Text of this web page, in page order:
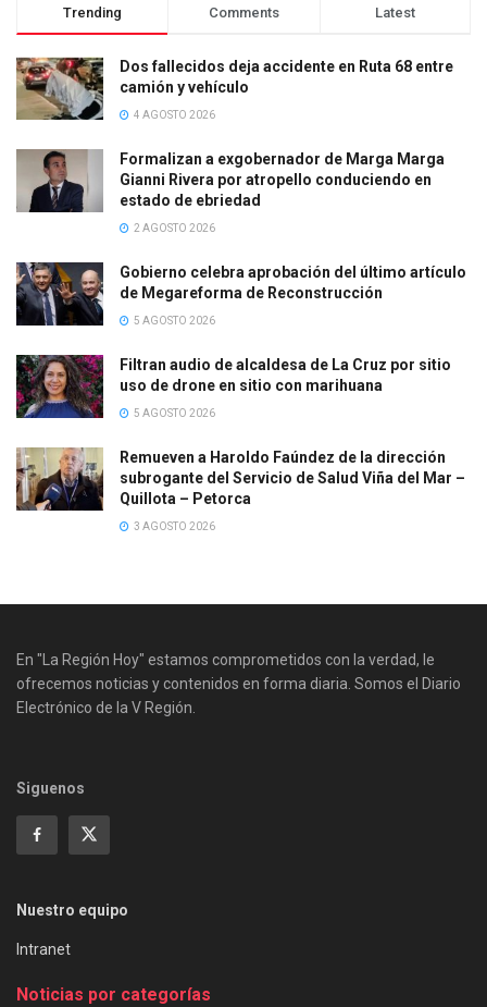
Trending Comments Latest
Dos fallecidos deja accidente en Ruta 68 entre
camión y vehículo
4 AGOSTO 2026
Formalizan a exgobernador de Marga Marga
Gianni Rivera por atropello conduciendo en
estado de ebriedad
2 AGOSTO 2026
Gobierno celebra aprobación del último artículo
de Megareforma de Reconstrucción
5 AGOSTO 2026
Filtran audio de alcaldesa de La Cruz por sitio
uso de drone en sitio con marihuana
5 AGOSTO 2026
Remueven a Haroldo Faúndez de la dirección
subrogante del Servicio de Salud Viña del Mar –
Quillota – Petorca
3 AGOSTO 2026
En "La Región Hoy" estamos comprometidos con la verdad, le
ofrecemos noticias y contenidos en forma diaria. Somos el Diario
Electrónico de la V Región.
Siguenos
Nuestro equipo
Intranet
Noticias por categorías